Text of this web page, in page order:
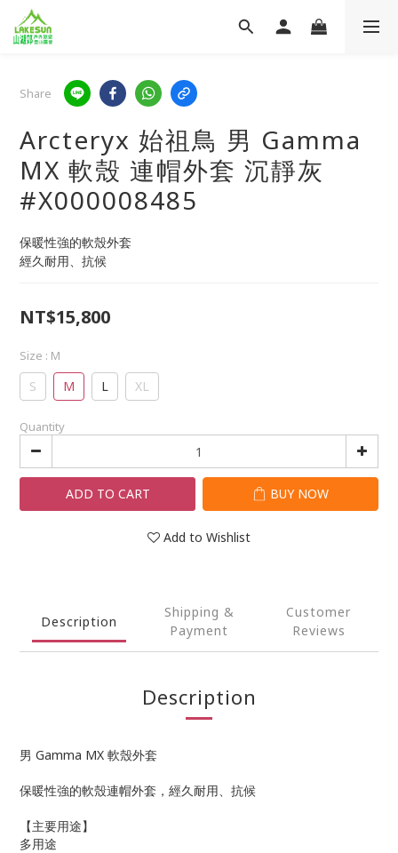
Share
Arcteryx 始祖鳥 男 Gamma
MX 軟殼 連帽外套 沉靜灰
#X000008485
保暖性強的軟殼外套
經久耐用、抗候
NT$15,800
Size : M
S M L XL
Quantity
ADD TO CART BUY NOW
Add to Wishlist
Description
Shipping &
Payment
Customer
Reviews
Description
男 Gamma MX 軟殼外套
保暖性強的軟殼連帽外套，經久耐用、抗候
【主要用途】
多用途